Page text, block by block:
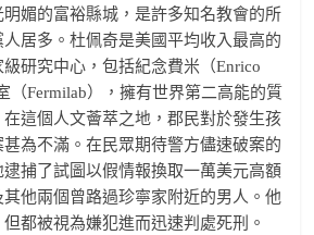
媚的富裕縣城，是許多知名教會的所
居多。杜佩奇是美國平均收入最高的
研究中心，包括紀念費米（Enrico
（Fermilab），擁有世界第二高能的質
這個人文薈萃之地，郡民對於發生孩
為不滿。在民眾期待警方儘速破案的
捕了試圖以假情報換取一萬美元高額
他兩個曾路過珍寧家附近的男人。他
都被視為嫌犯進而迅速判處死刑。